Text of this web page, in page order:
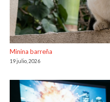
Minina barreña
19 julio, 2026